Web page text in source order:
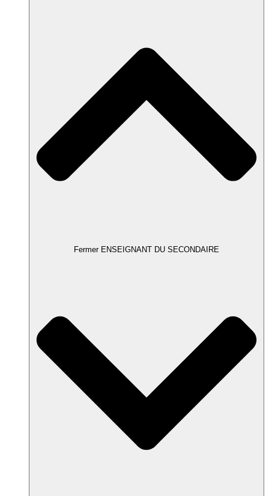
Fermer ENSEIGNANT DU SECONDAIRE